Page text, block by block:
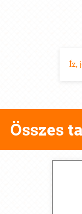
Íz,
Összes